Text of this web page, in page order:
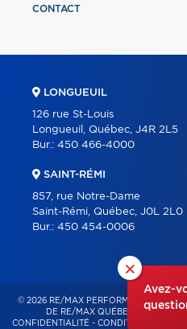
×
Avez-
CONTACT
LONGUEUIL
126 rue St-Louis
Longueuil, Québec, J4R 2L5
Bur.: 450 466-4000
SAINT-RÉMI
857, rue Notre-Dame
Saint-Rémi, Québec, J0L 2L0
Bur.: 450 454-0006
© 2026 RE/MAX PERFORMANCE –
DE RE/MAX QUÉBEC – TOUS
CONFIDENTIALITÉ - CONDITIONS